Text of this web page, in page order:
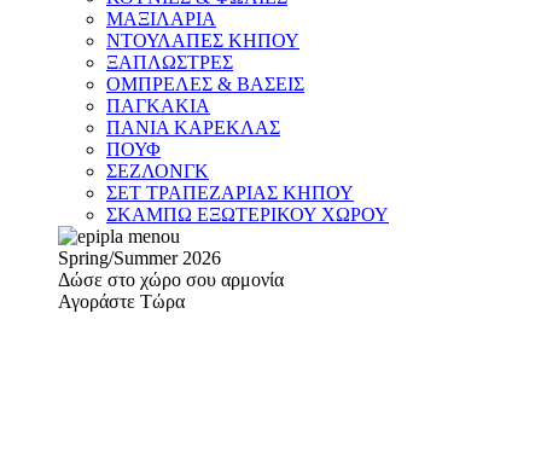
ΜΑΞΙΛΑΡΙΑ
ΝΤΟΥΛΑΠΕΣ ΚΗΠΟΥ
ΞΑΠΛΩΣΤΡΕΣ
ΟΜΠΡΕΛΕΣ & ΒΑΣΕΙΣ
ΠΑΓΚΑΚΙΑ
ΠΑΝΙΑ ΚΑΡΕΚΛΑΣ
ΠΟΥΦ
ΣΕΖΛΟΝΓΚ
ΣΕΤ ΤΡΑΠΕΖΑΡΙΑΣ ΚΗΠΟΥ
ΣΚΑΜΠΩ ΕΞΩΤΕΡΙΚΟΥ ΧΩΡΟΥ
Spring/Summer 2026
Δώσε στο χώρο σου αρμονία
Αγοράστε Τώρα